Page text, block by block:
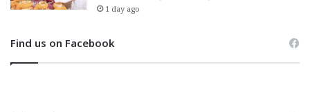
1 day ago
Find us on Facebook